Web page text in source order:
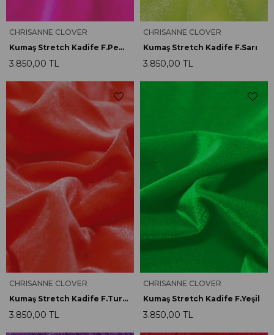
CHRISANNE CLOVER
Kumaş Stretch Kadife F.Pembe
3.850,00 TL
CHRISANNE CLOVER
Kumaş Stretch Kadife F.Sarı
3.850,00 TL
CHRISANNE CLOVER
Kumaş Stretch Kadife F.Turuncu
3.850,00 TL
CHRISANNE CLOVER
Kumaş Stretch Kadife F.Yeşil
3.850,00 TL